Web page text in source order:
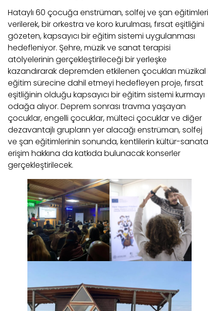
Hataylı 60 çocuğa enstrüman, solfej ve şan eğitimleri
verilerek, bir orkestra ve koro kurulması, fırsat eşitliğini
gözeten, kapsayıcı bir eğitim sistemi uygulanması
hedefleniyor. Şehre, müzik ve sanat terapisi
atölyelerinin gerçekleştirileceği bir yerleşke
kazandırarak depremden etkilenen çocukları müzikal
eğitim sürecine dahil etmeyi hedefleyen proje, fırsat
eşitliğinin olduğu kapsayıcı bir eğitim sistemi kurmayı
odağa alıyor. Deprem sonrası travma yaşayan
çocuklar, engelli çocuklar, mülteci çocuklar ve diğer
dezavantajlı grupların yer alacağı enstrüman, solfej
ve şan eğitimlerinin sonunda, kentlilerin kültür-sanata
erişim hakkına da katkıda bulunacak konserler
gerçekleştirilecek.